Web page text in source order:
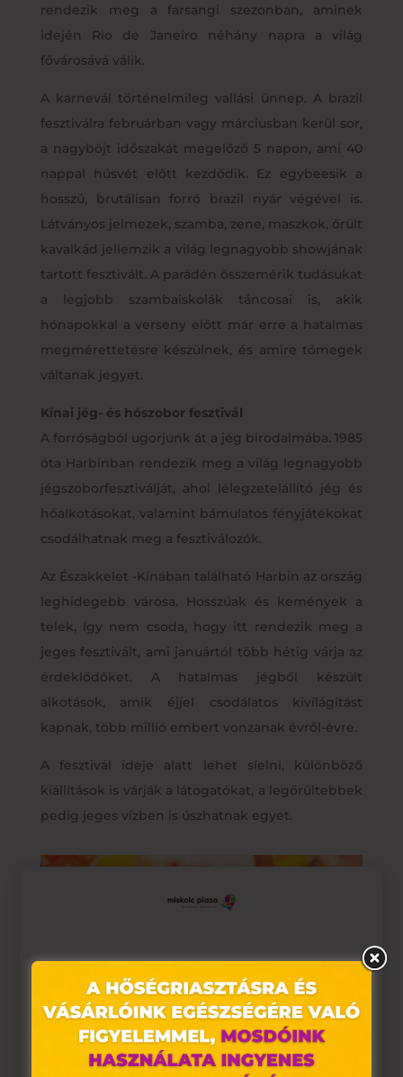
rendezik meg a farsangi szezonban, aminek
idején Rio de Janeiro néhány napra a világ
fővárosává válik.
A karnevál történelmileg vallási ünnep. A brazil
fesztiválra februárban vagy márciusban kerül sor,
a nagyböjt időszakát megelőző 5 napon, ami 40
nappal húsvét előtt kezdődik. Ez egybeesik a
hosszú, brutálisan forró brazil nyár végével is.
Látványos jelmezek, szamba, zene, maszkok, őrült
kavalkád jellemzik a világ legnagyobb showjának
tartott fesztivált. A parádén összemérik tudásukat
a legjobb szambaiskolák táncosai is, akik
hónapokkal a verseny előtt már erre a hatalmas
megmérettetésre készülnek, és amire tömegek
váltanak jegyet.
Kínai jég- és hószobor fesztivál
A forróságból ugorjunk át a jég birodalmába. 1985
óta Harbinban rendezik meg a világ legnagyobb
jégszoborfesztiválját, ahol lélegzetelállító jég és
hóalkotásokat, valamint bámulatos fényjátékokat
csodálhatnak meg a fesztiválozók.
Az Északkelet -Kínában található Harbin az ország
leghidegebb városa. Hosszúak és kemények a
telek, így nem csoda, hogy itt rendezik meg a
jeges fesztivált, ami januártól több hétig várja az
érdeklődőket. A hatalmas jégből készült
alkotások, amik éjjel csodálatos kivilágítást
kapnak, több millió embert vonzanak évről-évre.
A fesztivál ideje alatt lehet síelni, különböző
kiállítások is várják a látogatókat, a legőrültebbek
pedig jeges vízben is úszhatnak egyet.
Weboldalunkon „cookie"-kat (továbbiakban „süti")
alkalmazunk. Ezek olyan fájlok, melyek információt
tárolnak webes böngészőjében. Ehhez az Ön
hozzájárulása szükséges.